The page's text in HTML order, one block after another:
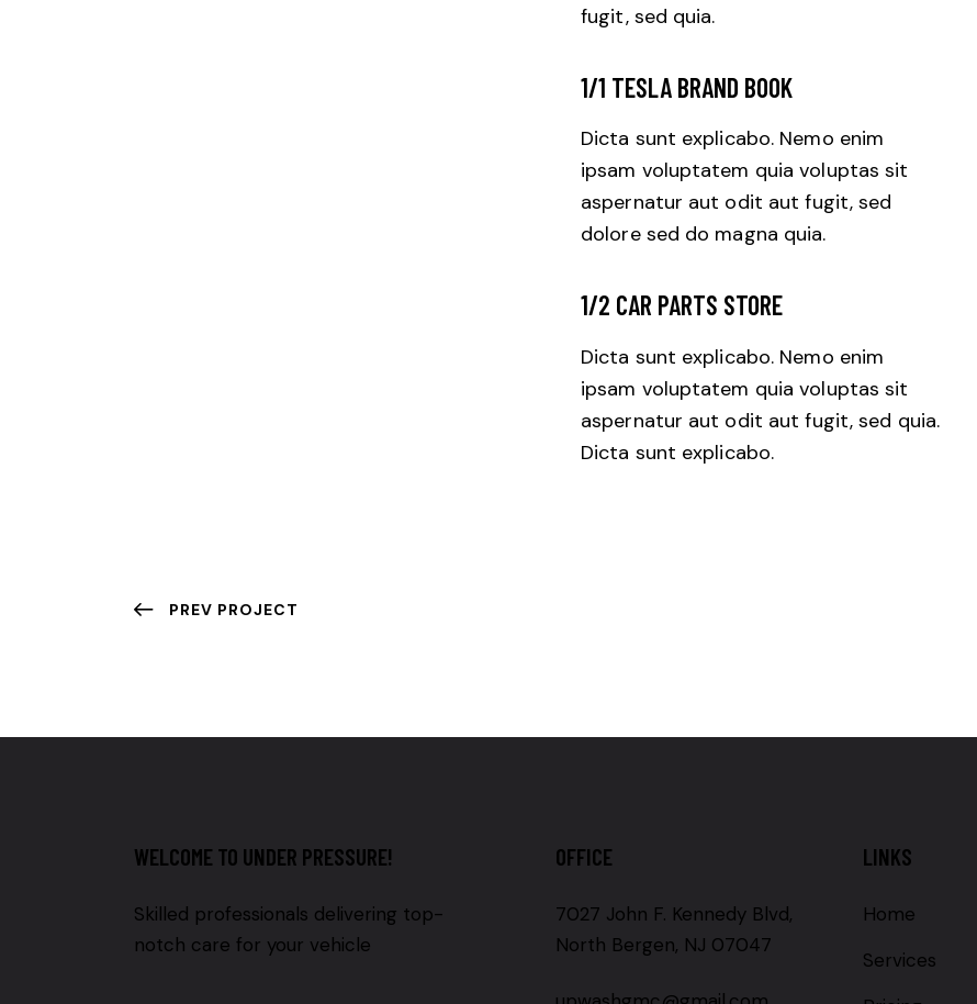
fugit, sed quia.
1/1 TESLA BRAND BOOK
Dicta sunt explicabo. Nemo enim
ipsam voluptatem quia voluptas sit
aspernatur aut odit aut fugit, sed
dolore sed do magna quia.
1/2 CAR PARTS STORE
Dicta sunt explicabo. Nemo enim
ipsam voluptatem quia voluptas sit
aspernatur aut odit aut fugit, sed quia.
Dicta sunt explicabo.
PREV PROJECT
WELCOME TO UNDER PRESSURE!
Skilled professionals delivering top-
notch care for your vehicle
OFFICE
7027 John F. Kennedy Blvd,
North Bergen, NJ 07047
LINKS
Home
Services